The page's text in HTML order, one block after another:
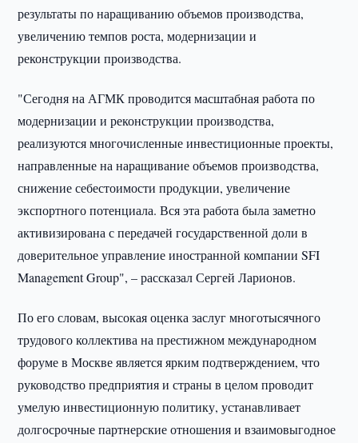
результаты по наращиванию объемов производства,
увеличению темпов роста, модернизации и
реконструкции производства.
"Сегодня на АГМК проводится масштабная работа по
модернизации и реконструкции производства,
реализуются многочисленные инвестиционные проекты,
направленные на наращивание объемов производства,
снижение себестоимости продукции, увеличение
экспортного потенциала. Вся эта работа была заметно
активизирована с передачей государственной доли в
доверительное управление иностранной компании SFI
Management Group", – рассказал Сергей Ларионов.
По его словам, высокая оценка заслуг многотысячного
трудового коллектива на престижном международном
форуме в Москве является ярким подтверждением, что
руководство предприятия и страны в целом проводит
умелую инвестиционную политику, устанавливает
долгосрочные партнерские отношения и взаимовыгодное